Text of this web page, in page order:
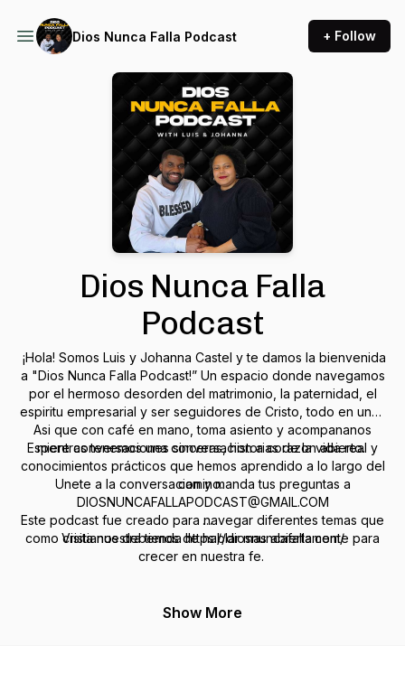
Dios Nunca Falla Podcast + Follow
Dios Nunca Falla
Podcast
¡Hola! Somos Luis y Johanna Castel y te damos la bienvenida
a "Dios Nunca Falla Podcast!” Un espacio donde navegamos
por el hermoso desorden del matrimonio, la paternidad, el
espiritu empresarial y ser seguidores de Cristo, todo en uno.
Espere conversaciones sinceras, historias de la vida real y
conocimientos prácticos que hemos aprendido a lo largo del
camino.
Este podcast fue creado para navegar diferentes temas que
como cristianos debemos de hablar mas abiertamente para
crecer en nuestra fe.
Asi que con café en mano, toma asiento y acompananos
mientras tenemos una conversacion a corazon abierto.
Unete a la conversacion y manda tus preguntas a
DIOSNUNCAFALLAPODCAST@GMAIL.COM
Visita nuestra tienda https://diosnuncafalla.com/
Show More